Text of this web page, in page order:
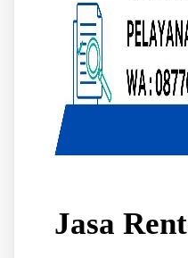
Jasa